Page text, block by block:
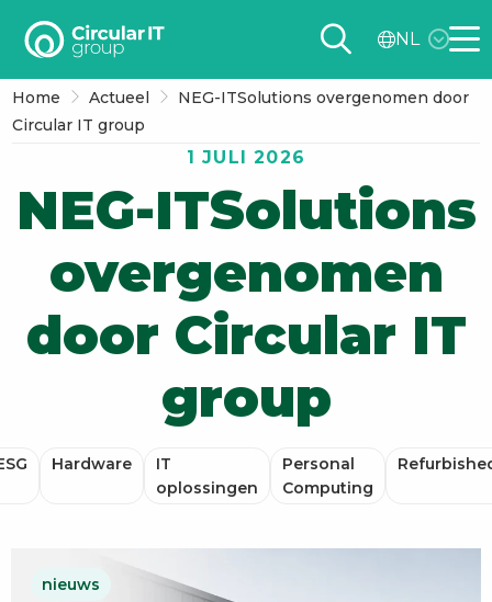
Circular
group
–
NL
Home Actueel
NEG-ITSolutions overgenomen door
Circular IT group
1 JULI 2026
NEG-ITSolutions
overgenomen
door Circular IT
group
Hardware
IT
oplossingen
Personal
Computing
nieuws